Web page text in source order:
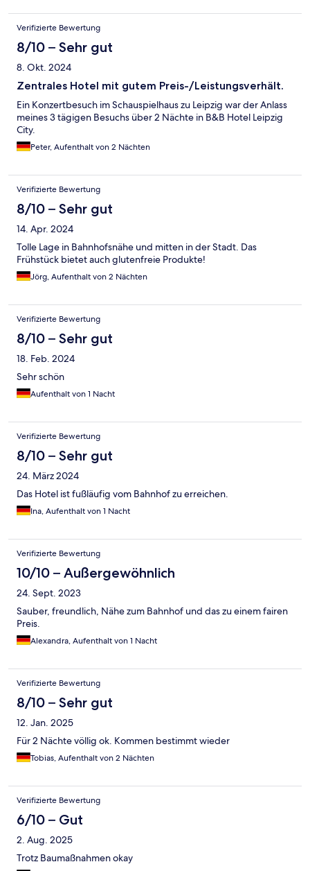
Verifizierte Bewertung
8/10 – Sehr gut
8. Okt. 2024
Zentrales Hotel mit gutem Preis-/Leistungsverhält.
Ein Konzertbesuch im Schauspielhaus zu Leipzig war der Anlass
meines 3 tägigen Besuchs über 2 Nächte in B&B Hotel Leipzig
City.
Peter, Aufenthalt von 2 Nächten
Verifizierte Bewertung
8/10 – Sehr gut
14. Apr. 2024
Tolle Lage in Bahnhofsnähe und mitten in der Stadt. Das
Frühstück bietet auch glutenfreie Produkte!
Jörg, Aufenthalt von 2 Nächten
Verifizierte Bewertung
8/10 – Sehr gut
18. Feb. 2024
Sehr schön
Aufenthalt von 1 Nacht
Verifizierte Bewertung
8/10 – Sehr gut
24. März 2024
Das Hotel ist fußläufig vom Bahnhof zu erreichen.
Ina, Aufenthalt von 1 Nacht
Verifizierte Bewertung
10/10 – Außergewöhnlich
24. Sept. 2023
Sauber, freundlich, Nähe zum Bahnhof und das zu einem fairen
Preis.
Alexandra, Aufenthalt von 1 Nacht
Verifizierte Bewertung
8/10 – Sehr gut
12. Jan. 2025
Für 2 Nächte völlig ok. Kommen bestimmt wieder
Tobias, Aufenthalt von 2 Nächten
Verifizierte Bewertung
6/10 – Gut
2. Aug. 2025
Trotz Baumaßnahmen okay